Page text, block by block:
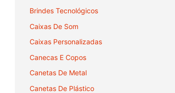
Brindes Tecnológicos
Caixas De Som
Caixas Personalizadas
Canecas E Copos
Canetas De Metal
Canetas De Plástico